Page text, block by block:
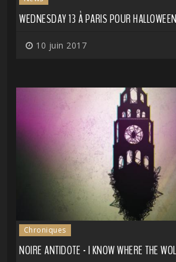
WEDNESDAY 13 À PARIS POUR HALLOWEEN
10 juin 2017
Chroniques
NOIRE ANTIDOTE - I KNOW WHERE THE